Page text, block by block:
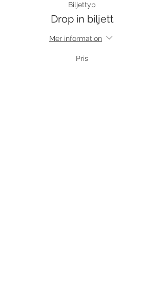
Biljettyp
Drop in biljett
Mer information
Pris